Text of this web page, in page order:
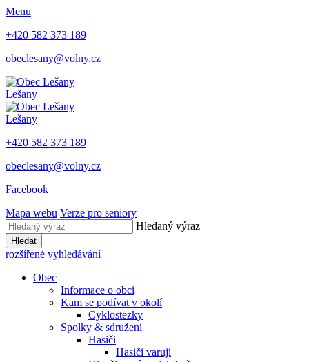
Menu
+420 582 373 189
obeclesany@volny.cz
Lešany
Lešany
+420 582 373 189
obeclesany@volny.cz
Facebook
Mapa webu Verze pro seniory
Hledaný výraz
Hledat
rozšířené vyhledávání
Obec
Informace o obci
Kam se podívat v okolí
Cyklostezky
Spolky & sdružení
Hasiči
Hasiči varují